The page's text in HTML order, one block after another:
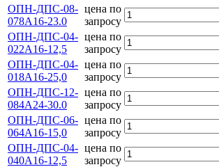
ОПН-ДПС-08-
078А16-23.0
цена по
запросу
ОПН-ДПС-04-
022А16-12,5
цена по
запросу
ОПН-ДПС-04-
018А16-25,0
цена по
запросу
ОПН-ДПС-12-
084А24-30.0
цена по
запросу
ОПН-ДПС-06-
064А16-15,0
цена по
запросу
ОПН-ДПС-04-
040А16-12,5
цена по
запросу